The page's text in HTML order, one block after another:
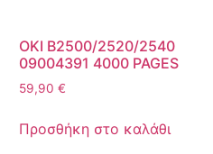
OKI B2500/2520/2540
09004391 4000 PAGES
59,90 €
Προσθήκη στο καλάθι